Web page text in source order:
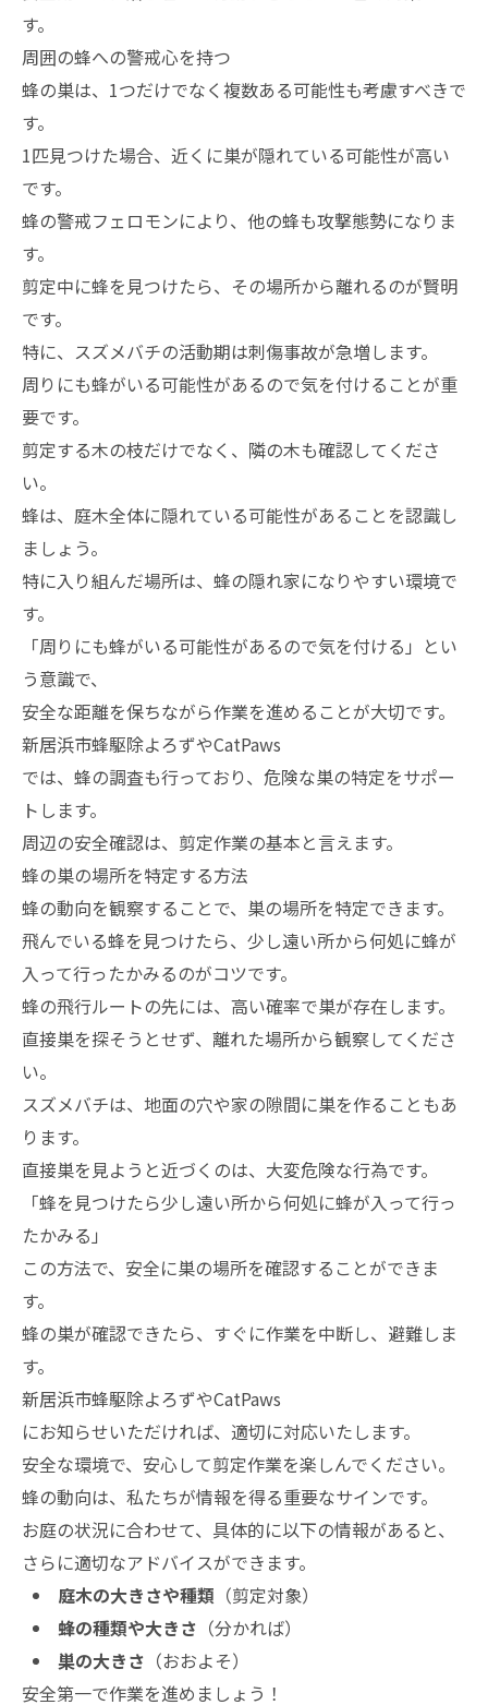
す。
周囲の蜂への警戒心を持つ
蜂の巣は、1つだけでなく複数ある可能性も考慮すべきで
す。
1匹見つけた場合、近くに巣が隠れている可能性が高い
です。
蜂の警戒フェロモンにより、他の蜂も攻撃態勢になりま
す。
剪定中に蜂を見つけたら、その場所から離れるのが賢明
です。
特に、スズメバチの活動期は刺傷事故が急増します。
周りにも蜂がいる可能性があるので気を付けることが重
要です。
剪定する木の枝だけでなく、隣の木も確認してくださ
い。
蜂は、庭木全体に隠れている可能性があることを認識し
ましょう。
特に入り組んだ場所は、蜂の隠れ家になりやすい環境で
す。
「周りにも蜂がいる可能性があるので気を付ける」とい
う意識で、
安全な距離を保ちながら作業を進めることが大切です。
新居浜市蜂駆除よろずやCatPaws
では、蜂の調査も行っており、危険な巣の特定をサポー
トします。
周辺の安全確認は、剪定作業の基本と言えます。
蜂の巣の場所を特定する方法
蜂の動向を観察することで、巣の場所を特定できます。
飛んでいる蜂を見つけたら、少し遠い所から何処に蜂が
入って行ったかみるのがコツです。
蜂の飛行ルートの先には、高い確率で巣が存在します。
直接巣を探そうとせず、離れた場所から観察してくださ
い。
スズメバチは、地面の穴や家の隙間に巣を作ることもあ
ります。
直接巣を見ようと近づくのは、大変危険な行為です。
「蜂を見つけたら少し遠い所から何処に蜂が入って行っ
たかみる」
この方法で、安全に巣の場所を確認することができま
す。
蜂の巣が確認できたら、すぐに作業を中断し、避難しま
す。
新居浜市蜂駆除よろずやCatPaws
にお知らせいただければ、適切に対応いたします。
安全な環境で、安心して剪定作業を楽しんでください。
蜂の動向は、私たちが情報を得る重要なサインです。
お庭の状況に合わせて、具体的に以下の情報があると、
さらに適切なアドバイスができます。
庭木の大きさや種類 （剪定対象）
蜂の種類や大きさ （分かれば）
巣の大きさ （おおよそ）
安全第一で作業を進めましょう！